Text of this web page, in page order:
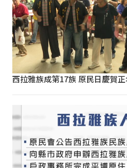
西拉雅族成第17族 原民日慶賀